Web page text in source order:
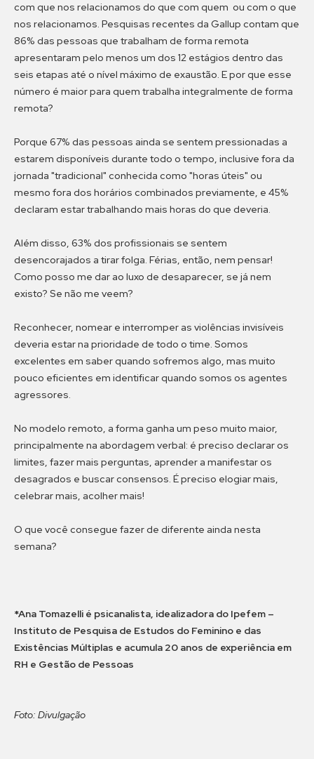
com que nos relacionamos do que com quem ou com o que
nos relacionamos. Pesquisas recentes da Gallup contam que
86% das pessoas que trabalham de forma remota
apresentaram pelo menos um dos 12 estágios dentro das
seis etapas até o nível máximo de exaustão. E por que esse
número é maior para quem trabalha integralmente de forma
remota?
Porque 67% das pessoas ainda se sentem pressionadas a
estarem disponíveis durante todo o tempo, inclusive fora da
jornada "tradicional" conhecida como "horas úteis" ou
mesmo fora dos horários combinados previamente, e 45%
declaram estar trabalhando mais horas do que deveria.
Além disso, 63% dos profissionais se sentem
desencorajados a tirar folga. Férias, então, nem pensar!
Como posso me dar ao luxo de desaparecer, se já nem
existo? Se não me veem?
Reconhecer, nomear e interromper as violências invisíveis
deveria estar na prioridade de todo o time. Somos
excelentes em saber quando sofremos algo, mas muito
pouco eficientes em identificar quando somos os agentes
agressores.
No modelo remoto, a forma ganha um peso muito maior,
principalmente na abordagem verbal: é preciso declarar os
limites, fazer mais perguntas, aprender a manifestar os
desagrados e buscar consensos. É preciso elogiar mais,
celebrar mais, acolher mais!
O que você consegue fazer de diferente ainda nesta
semana?
*Ana Tomazelli é psicanalista, idealizadora do Ipefem –
Instituto de Pesquisa de Estudos do Feminino e das
Existências Múltiplas e acumula 20 anos de experiência em
RH e Gestão de Pessoas
Foto: Divulgação